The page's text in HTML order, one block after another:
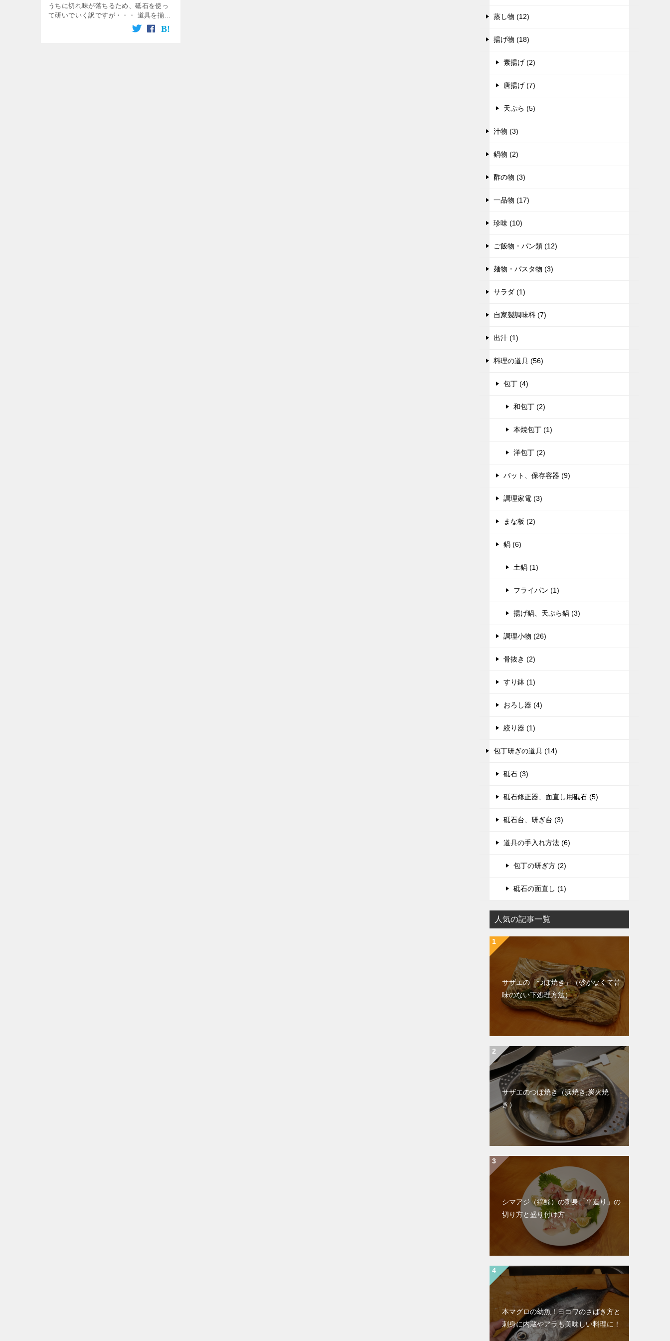
うちに切れ味が落ちるため、砥石を使っ
て研いでいく訳ですが・・・ 道具を揃え
て自分の好みに研ぎますか？ 研ぎ屋さん
に全て任せて研いでもらいますか？ 信用
蒸し物 (12)
揚げ物 (18)
素揚げ (2)
唐揚げ (7)
天ぷら (5)
汁物 (3)
鍋物 (2)
酢の物 (3)
一品物 (17)
珍味 (10)
ご飯物・パン類 (12)
麺物・パスタ物 (3)
サラダ (1)
自家製調味料 (7)
出汁 (1)
料理の道具 (56)
包丁 (4)
和包丁 (2)
本焼包丁 (1)
洋包丁 (2)
バット、保存容器 (9)
調理家電 (3)
まな板 (2)
鍋 (6)
土鍋 (1)
フライパン (1)
揚げ鍋、天ぷら鍋 (3)
調理小物 (26)
骨抜き (2)
すり鉢 (1)
おろし器 (4)
絞り器 (1)
包丁研ぎの道具 (14)
砥石 (3)
砥石修正器、面直し用砥石 (5)
砥石台、研ぎ台 (3)
道具の手入れ方法 (6)
包丁の研ぎ方 (2)
砥石の面直し (1)
人気の記事一覧
サザエの「つぼ焼き」（砂がなくて苦
味のない下処理方法）
サザエのつぼ焼き（浜焼き,炭火焼
き）
シマアジ（縞鯵）の刺身「平造り」の
切り方と盛り付け方
本マグロの幼魚！ヨコワのさばき方と
刺身に内蔵やアラも美味しい料理に！